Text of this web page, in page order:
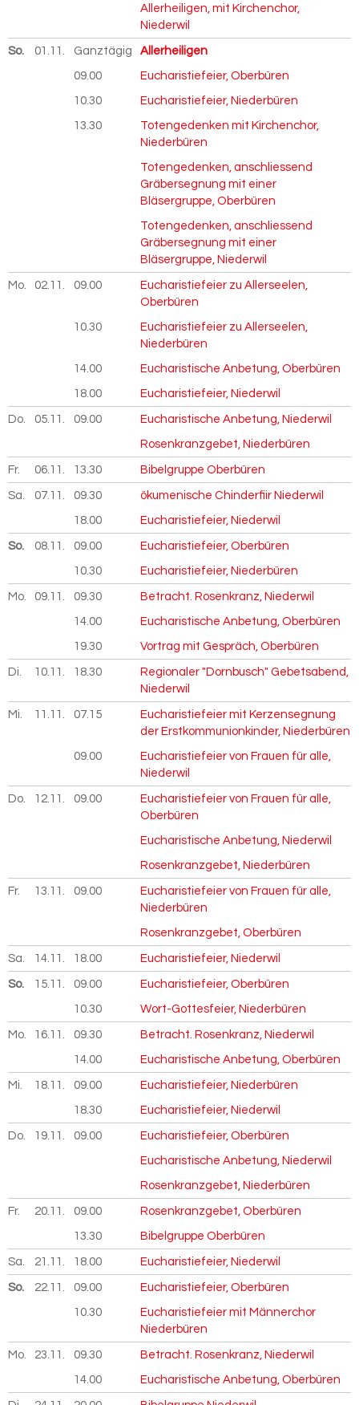
Allerheiligen, mit Kirchenchor,
Niederwil
So. 01.11. 2026
Ganztägig Allerheiligen
09.00 Eucharistiefeier, Oberbüren
10.30 Eucharistiefeier, Niederbüren
13.30
Totengedenken mit Kirchenchor,
Niederbüren
Totengedenken, anschliessend
Gräbersegnung mit einer
Bläsergruppe, Oberbüren
Totengedenken, anschliessend
Gräbersegnung mit einer
Bläsergruppe, Niederwil
Mo. 02.11. 2026
09.00
Eucharistiefeier zu Allerseelen,
Oberbüren
10.30
Eucharistiefeier zu Allerseelen,
Niederbüren
14.00 Eucharistische Anbetung, Oberbüren
18.00 Eucharistiefeier, Niederwil
Do. 05.11. 2026
09.00 Eucharistische Anbetung, Niederwil
Rosenkranzgebet, Niederbüren
Fr. 06.11. 2026
13.30 Bibelgruppe Oberbüren
Sa. 07.11. 2026
09.30 ökumenische Chinderfiir Niederwil
18.00 Eucharistiefeier, Niederwil
So. 08.11. 2026
09.00 Eucharistiefeier, Oberbüren
10.30 Eucharistiefeier, Niederbüren
Mo. 09.11. 2026
09.30 Betracht. Rosenkranz, Niederwil
14.00 Eucharistische Anbetung, Oberbüren
19.30 Vortrag mit Gespräch, Oberbüren
Di. 10.11. 2026
18.30
Regionaler "Dornbusch" Gebetsabend,
Niederwil
Mi. 11.11. 2026
07.15
Eucharistiefeier mit Kerzensegnung
der Erstkommunionkinder, Niederbüren
09.00
Eucharistiefeier von Frauen für alle,
Niederwil
Do. 12.11. 2026
09.00
Eucharistiefeier von Frauen für alle,
Oberbüren
Eucharistische Anbetung, Niederwil
Rosenkranzgebet, Niederbüren
Fr. 13.11. 2026
09.00
Eucharistiefeier von Frauen für alle,
Niederbüren
Rosenkranzgebet, Oberbüren
Sa. 14.11. 2026
18.00 Eucharistiefeier, Niederwil
So. 15.11. 2026
09.00 Eucharistiefeier, Oberbüren
10.30 Wort-Gottesfeier, Niederbüren
Mo. 16.11. 2026
09.30 Betracht. Rosenkranz, Niederwil
14.00 Eucharistische Anbetung, Oberbüren
Mi. 18.11. 2026
09.00 Eucharistiefeier, Niederbüren
18.30 Eucharistiefeier, Niederwil
Do. 19.11. 2026
09.00 Eucharistiefeier, Oberbüren
Eucharistische Anbetung, Niederwil
Rosenkranzgebet, Niederbüren
Fr. 20.11. 2026
09.00 Rosenkranzgebet, Oberbüren
13.30 Bibelgruppe Oberbüren
Sa. 21.11. 2026
18.00 Eucharistiefeier, Niederwil
So. 22.11. 2026
09.00 Eucharistiefeier, Oberbüren
10.30
Eucharistiefeier mit Männerchor
Niederbüren
Mo. 23.11. 2026
09.30 Betracht. Rosenkranz, Niederwil
14.00 Eucharistische Anbetung, Oberbüren